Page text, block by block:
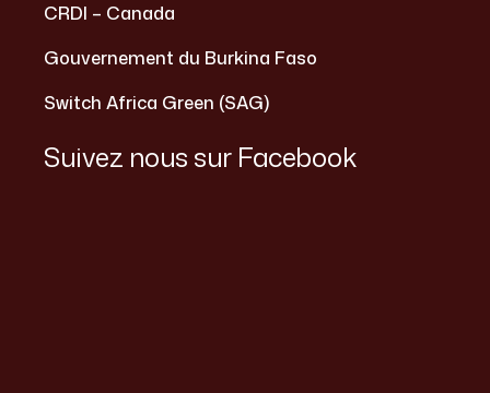
CRDI – Canada
Gouvernement du Burkina Faso
Switch Africa Green (SAG)
Suivez nous sur Facebook